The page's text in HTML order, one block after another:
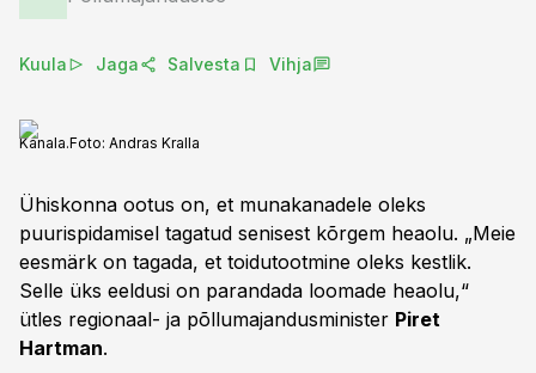
Kuula Jaga Salvesta Vihja
Kanala.Foto: Andras Kralla
Ühiskonna ootus on, et munakanadele oleks
puurispidamisel tagatud senisest kõrgem heaolu. „Meie
eesmärk on tagada, et toidutootmine oleks kestlik.
Selle üks eeldusi on parandada loomade heaolu,“
ütles regionaal- ja põllumajandusminister Piret
Hartman.